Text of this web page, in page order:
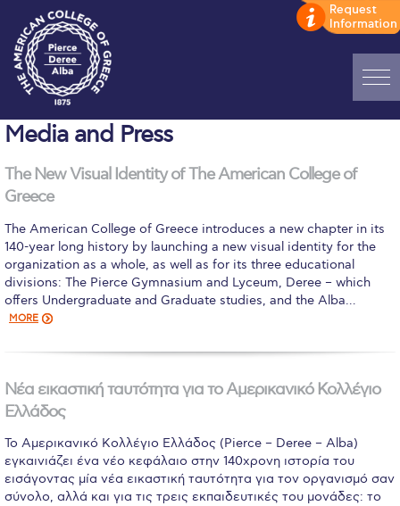
Home
ADMISSIONS: Discover Deree Day
Alba Message to Students
Alumni Privacy Policy
Annual Report
Brochures
Study Abroad
Study in Athens
Calendar
Checkin
Commencement
Media and Press
The New Visual Identity of The American College of
Greece
The American College of Greece introduces a new chapter in its
140-year long history by launching a new visual identity for the
organization as a whole, as well as for its three educational
divisions: The Pierce Gymnasium and Lyceum, Deree – which
offers Undergraduate and Graduate studies, and the Alba…
MORE
Νέα εικαστική ταυτότητα για το Αμερικανικό Κολλέγιο
Ελλάδος
To Αμερικανικό Κολλέγιο Ελλάδος (Pierce – Deree – Alba)
εγκαινιάζει ένα νέο κεφάλαιο στην 140χρονη ιστορία του
εισάγοντας μία νέα εικαστική ταυτότητα για τον οργανισμό σαν
σύνολο, αλλά και για τις τρεις εκπαιδευτικές του μονάδες: το